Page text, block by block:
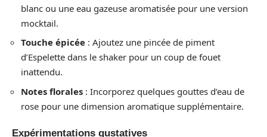
blanc ou une eau gazeuse aromatisée pour une version
mocktail.
Touche épicée : Ajoutez une pincée de piment
d’Espelette dans le shaker pour un coup de fouet
inattendu.
Notes florales : Incorporez quelques gouttes d’eau de
rose pour une dimension aromatique supplémentaire.
Expérimentations gustatives